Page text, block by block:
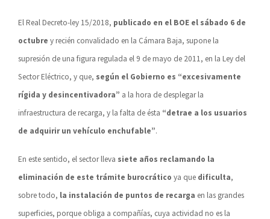
El Real Decreto-ley 15/2018, publicado en el BOE el sábado 6 de
octubre y recién convalidado en la Cámara Baja, suponela
supresión de una figura regulada el 9 de mayo de 2011, en la Ley del
Sector Eléctrico, y que, según el Gobierno es “excesivamente
rígida y desincentivadora” a la hora de desplegar la
infraestructura de recarga, y la falta de ésta “detrae a los usuarios
de adquirir un vehículo enchufable”.
En este sentido, el sector lleva siete años reclamando la
eliminación de este trámite burocrático ya que dificulta,
sobre todo, la instalación de puntos de recarga en las grandes
superficies, porque obliga a compañías, cuya actividad no es la